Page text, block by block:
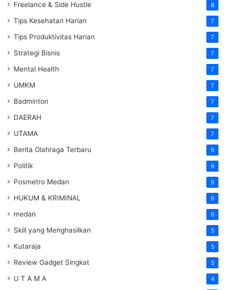
Freelance & Side Hustle 8
Tips Kesehatan Harian 7
Tips Produktivitas Harian 7
Strategi Bisnis 7
Mental Health 7
UMKM 7
Badminton 7
DAERAH 7
UTAMA 7
Berita Olahraga Terbaru 6
Politik 6
Posmetro Medan 6
HUKUM & KRIMINAL 6
medan 6
Skill yang Menghasilkan 5
Kutaraja 5
Review Gadget Singkat 5
U T A M A 4